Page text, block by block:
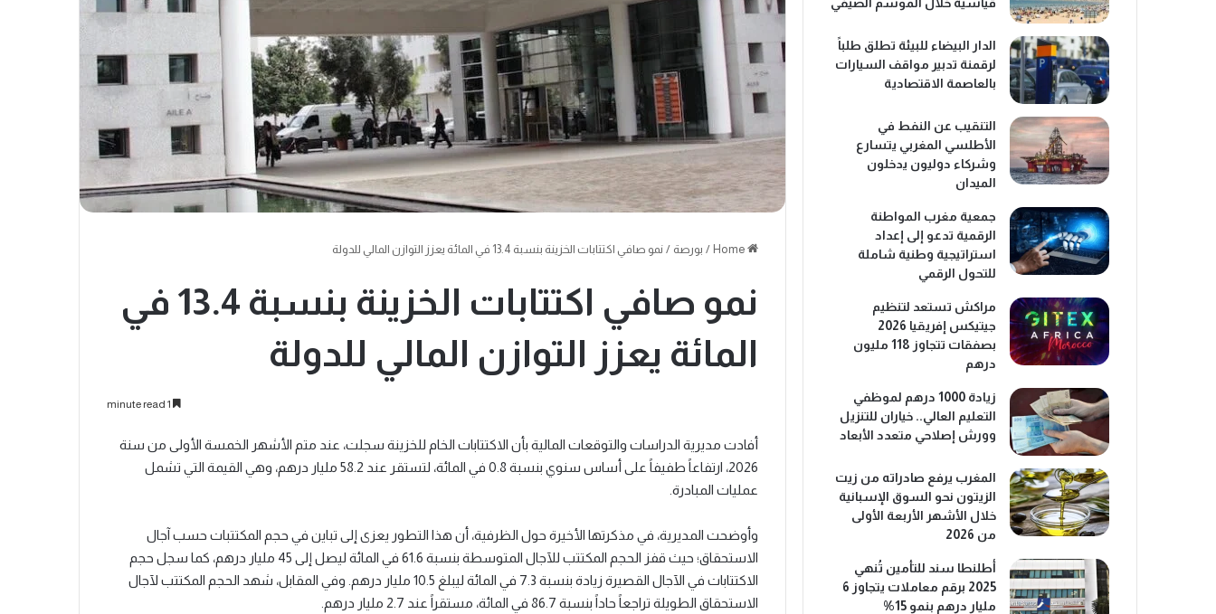
/ بورصة / نمو صافي اكتتابات الخزينة بنسبة 13.4 في المائة يعزز التوازن المالي للدولة
نمو صافي اكتتابات الخزينة بنسبة 13.4 في
المائة يعزز التوازن المالي للدولة
أفادت مديرية الدراسات والتوقعات المالية بأن الاكتتابات الخام للخزينة سجلت، عند متم الأشهر الخمسة الأولى من سنة
2026، ارتفاعاً طفيفاً على أساس سنوي بنسبة 0.8 في المائة، لتستقر عند 58.2 مليار درهم، وهي القيمة التي تشمل
عمليات المبادرة.
وأوضحت المديرية، في مذكرتها الأخيرة حول الظرفية، أن هذا التطور يعزى إلى تباين في حجم المكتتبات حسب آجال
الاستحقاق؛ حيث قفز الحجم المكتتب للآجال المتوسطة بنسبة 61.6 في المائة ليصل إلى 45 مليار درهم، كما سجل حجم
الاكتتابات في الآجال القصيرة زيادة بنسبة 7.3 في المائة ليبلغ 10.5 مليار درهم. وفي المقابل، شهد الحجم المكتتب لآجال
الاستحقاق الطويلة تراجعاً حاداً بنسبة 86.7 في المائة، مستقراً عند 2.7 مليار درهم.
الدار البيضاء للبيئة تطلق طلباً
لرقمنة تدبير مواقف السيارات
بالعاصمة الاقتصادية
التنقيب عن النفط في
الأطلسي المغربي يتسارع
وشركاء دوليون يدخلون
الميدان
جمعية مغرب المواطنة
الرقمية تدعو إلى إعداد
استراتيجية وطنية شاملة
للتحول الرقمي
مراكش تستعد لتنظيم
جيتيكس إفريقيا 2026
بصفقات تتجاوز 118 مليون
درهم
زيادة 1000 درهم لموظفي
التعليم العالي.. خياران للتنزيل
وورش إصلاحي متعدد الأبعاد
المغرب يرفع صادراته من زيت
الزيتون نحو السوق الإسبانية
خلال الأشهر الأربعة الأولى
من 2026
أطلنطا سند للتأمين تُنهي
2025 برقم معاملات يتجاوز 6
مليار درهم بنمو 15%